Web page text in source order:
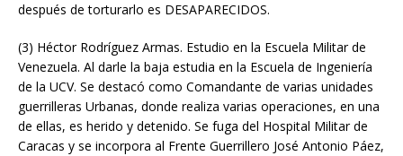
después de torturarlo es DESAPARECIDOS.
(3) Héctor Rodríguez Armas. Estudio en la Escuela Militar de
Venezuela. Al darle la baja estudia en la Escuela de Ingeniería
de la UCV. Se destacó como Comandante de varias unidades
guerrilleras Urbanas, donde realiza varias operaciones, en una
de ellas, es herido y detenido. Se fuga del Hospital Militar de
Caracas y se incorpora al Frente Guerrillero José Antonio Páez,